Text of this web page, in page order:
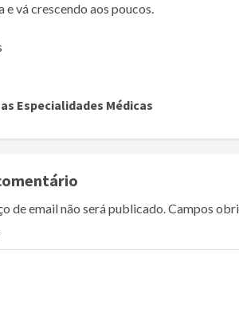
vá crescendo aos poucos.
Especialidades Médicas
de email não será publicado.Campos